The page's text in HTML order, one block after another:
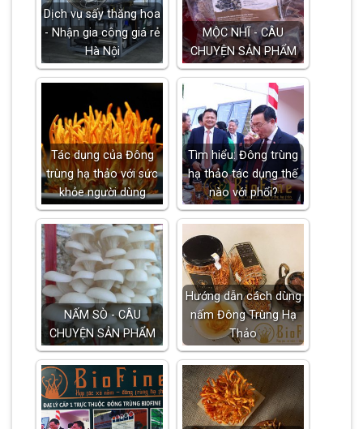
Dịch vụ sấy thăng hoa
- Nhận gia công giá rẻ
Hà Nội
MỘC NHĨ - CÂU
CHUYỆN SẢN PHẨM
Tác dụng của Đông
trùng hạ thảo với sức
khỏe người dùng
Tìm hiểu: Đông trùng
hạ thảo tác dụng thế
nào với phổi?
NẤM SÒ - CÂU
CHUYỆN SẢN PHẨM
Hướng dẫn cách dùng
nấm Đông Trùng Hạ
Thảo